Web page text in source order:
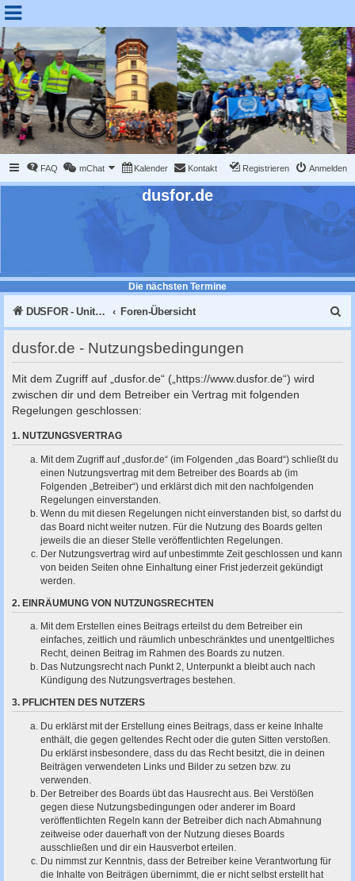
FAQ mChat Kalender Kontakt Anmelden
Registrieren
dusfor.de
Die nächsten Termine
DUSFOR - United Sk8 Nations :: Inline skaten in Düsseldorf Foren-Übersicht
u
dusfor.de - Nutzungsbedingungen
Mit dem Zugriff auf „dusfor.de“ („https://www.dusfor.de“) wird
zwischen dir und dem Betreiber ein Vertrag mit folgenden
Regelungen geschlossen:
1. NUTZUNGSVERTRAG
Mit dem Zugriff auf „dusfor.de“ (im Folgenden „das Board“) schließt du
einen Nutzungsvertrag mit dem Betreiber des Boards ab (im
Folgenden „Betreiber“) und erklärst dich mit den nachfolgenden
Regelungen einverstanden.
Wenn du mit diesen Regelungen nicht einverstanden bist, so darfst du
das Board nicht weiter nutzen. Für die Nutzung des Boards gelten
jeweils die an dieser Stelle veröffentlichten Regelungen.
Der Nutzungsvertrag wird auf unbestimmte Zeit geschlossen und kann
von beiden Seiten ohne Einhaltung einer Frist jederzeit gekündigt
werden.
2. EINRÄUMUNG VON NUTZUNGSRECHTEN
Mit dem Erstellen eines Beitrags erteilst du dem Betreiber ein
einfaches, zeitlich und räumlich unbeschränktes und unentgeltliches
Recht, deinen Beitrag im Rahmen des Boards zu nutzen.
Das Nutzungsrecht nach Punkt 2, Unterpunkt a bleibt auch nach
Kündigung des Nutzungsvertrages bestehen.
3. PFLICHTEN DES NUTZERS
Du erklärst mit der Erstellung eines Beitrags, dass er keine Inhalte
enthält, die gegen geltendes Recht oder die guten Sitten verstoßen.
Du erklärst insbesondere, dass du das Recht besitzt, die in deinen
Beiträgen verwendeten Links und Bilder zu setzen bzw. zu
verwenden.
Der Betreiber des Boards übt das Hausrecht aus. Bei Verstößen
gegen diese Nutzungsbedingungen oder anderer im Board
veröffentlichten Regeln kann der Betreiber dich nach Abmahnung
zeitweise oder dauerhaft von der Nutzung dieses Boards
ausschließen und dir ein Hausverbot erteilen.
Du nimmst zur Kenntnis, dass der Betreiber keine Verantwortung für
die Inhalte von Beiträgen übernimmt, die er nicht selbst erstellt hat